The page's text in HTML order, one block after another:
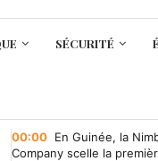
SÉCURITÉ
00:00 En Guinée, la
Company scelle la